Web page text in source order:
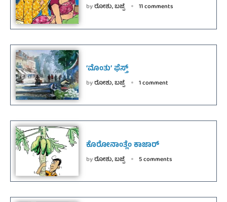
byರೋಶು, ಬಜ್ಪೆ 11 comments
‘ಮೊಂತು’ ಫೆಸ್ತ್
byರೋಶು, ಬಜ್ಪೆ 1 comment
ಕೊರೋನಾಂತ್ಲೆಂ ಕಾಜಾರ್
byರೋಶು, ಬಜ್ಪೆ 5 comments